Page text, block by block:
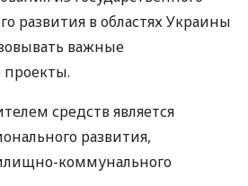
развития в областях Украины
важные
средств является
развития,
коммунального